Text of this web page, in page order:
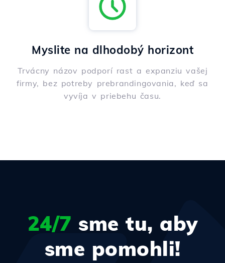
Myslite na dlhodobý horizont
Trvácny názov podporí rast a expanziu vašej
firmy, bez potreby prebrandingovania, keď sa
vyvíja v priebehu času.
24/7 sme tu, aby
sme pomohli!